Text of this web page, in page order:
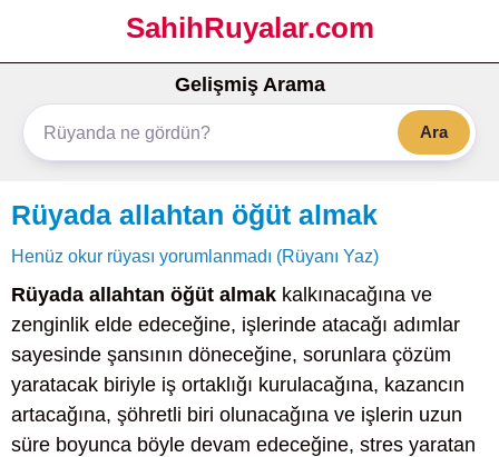
SahihRuyalar.com
Gelişmiş Arama
Ara
Rüyada allahtan öğüt almak
Henüz okur rüyası yorumlanmadı (Rüyanı Yaz)
Rüyada allahtan öğüt almak kalkınacağına ve
zenginlik elde edeceğine, işlerinde atacağı adımlar
sayesinde şansının döneceğine, sorunlara çözüm
yaratacak biriyle iş ortaklığı kurulacağına, kazancın
artacağına, şöhretli biri olunacağına ve işlerin uzun
süre boyunca böyle devam edeceğine, stres yaratan